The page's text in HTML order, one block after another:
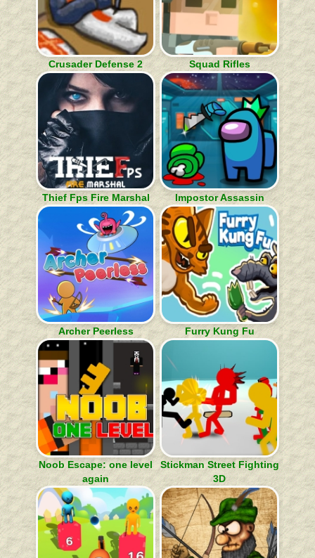
Crusader Defense 2 Squad Rifles
Thief Fps Fire Marshal Impostor Assassin
Archer Peerless Furry Kung Fu
Noob Escape: one level
again
Stickman Street Fighting
3D